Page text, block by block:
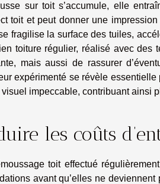
sur toit s’accumule, elle
toit et peut donner une
fragilise la surface des tuiles,
toiture régulier, réalisé avec des
mais aussi de rassurer
expérimenté se révèle
visuel impeccable, contribuant ainsi
les coûts
toit effectué
avant qu’elles ne